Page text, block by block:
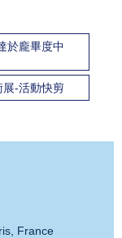
於龐畢度中
展-活動快剪
France